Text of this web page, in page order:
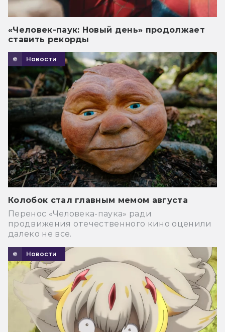
«Человек-паук: Новый день» продолжает
ставить рекорды
Новости
Колобок стал главным мемом августа
Перенос «Человека-паука» ради
продвижения отечественного кино оценили
далеко не все.
Новости